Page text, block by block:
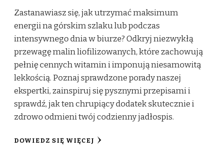
Zastanawiasz się, jak utrzymać maksimum
energii na górskim szlaku lub podczas
intensywnego dnia w biurze? Odkryj niezwykłą
przewagę malin liofilizowanych, które zachowują
pełnię cennych witamin i imponują niesamowitą
lekkością. Poznaj sprawdzone porady naszej
ekspertki, zainspiruj się pysznymi przepisami i
sprawdź, jak ten chrupiący dodatek skutecznie i
zdrowo odmieni twój codzienny jadłospis.
DOWIEDZ SIĘ WIĘCEJ